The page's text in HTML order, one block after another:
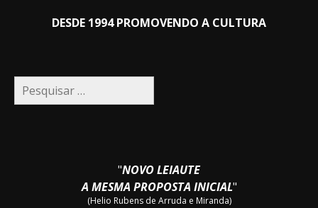
DESDE 1994 PROMOVENDO A CULTURA
Pesquisar
por:
"NOVO LEIAUTE
A MESMA PROPOSTA INICIAL"
(Helio Rubens de Arruda e Miranda)